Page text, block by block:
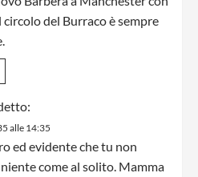
circolo del Burraco è sempre
alle 14:35
ed evidente che tu non
come al solito. Mamma